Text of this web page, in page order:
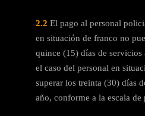
2.2 El pago al personal
en situación de franco no
quince (15) días de servicios
el caso del personal en
superar los treinta (30) días
año, conforme a la escala